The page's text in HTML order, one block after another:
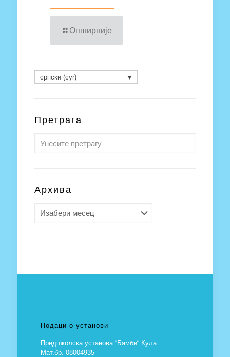
Опширније
српски (cyr)
Претрага
Архива
Подаци о установи
Предшколска установа “Бамби“ Кула
Мат.бр. 08004935